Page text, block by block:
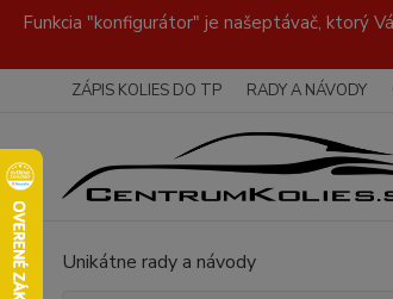
Funkcia "konfigurátor" je našeptávač, ktorý
ZÁPIS KOLIES DO TP RADY A NÁVODY
Unikátne rady a návody